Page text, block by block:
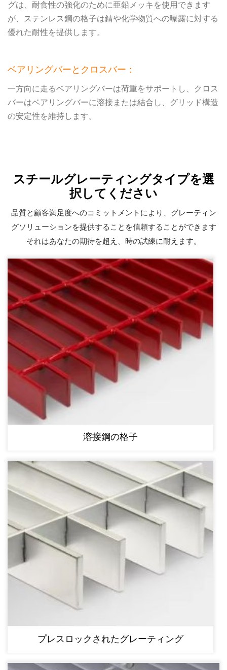
グは、耐食性の強化のために亜鉛メッキを使用できます
が、ステンレス鋼の格子は錆や化学物質への曝露に対する
優れた耐性を提供します。
ベアリングバーとクロスバー：
一方向に走るベアリングバーは荷重をサポートし、クロス
バーはベアリングバーに溶接または結合し、グリッド構造
の安定性を維持します。
スチールグレーティングタイプを選
択してください
品質と顧客満足度へのコミットメントにより、グレーティン
グソリューションを提供することを信頼することができます
それはあなたの期待を超え、時の試練に耐えます。
溶接鋼の格子
プレスロックされたグレーティング